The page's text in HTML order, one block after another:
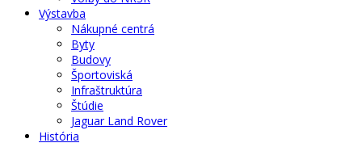
Výstavba
Nákupné centrá
Byty
Budovy
Športoviská
Infraštruktúra
Štúdie
Jaguar Land Rover
História